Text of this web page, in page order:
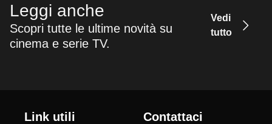
Leggi anche
Scopri tutte le ultime novità su
cinema e serie TV.
Vedi
tutto
Link utili Contattaci